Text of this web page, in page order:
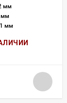
мм
мм
мм